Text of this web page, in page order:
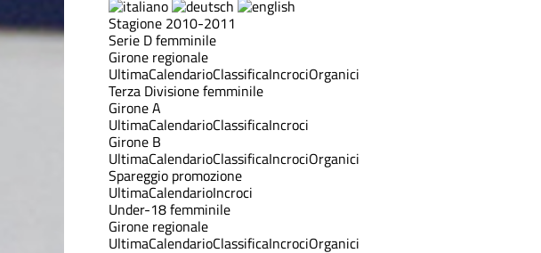
Stagione 2010-2011
Serie D femminile
Girone regionale
UltimaCalendarioClassificaIncrociOrganici
Terza Divisione femminile
Girone A
UltimaCalendarioClassificaIncroci
Girone B
UltimaCalendarioClassificaIncrociOrganici
Spareggio promozione
UltimaCalendarioIncroci
Under-18 femminile
Girone regionale
UltimaCalendarioClassificaIncrociOrganici